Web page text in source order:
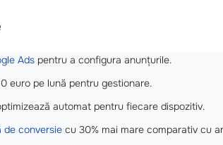
Ads pentru a configura anunțurile.
euro pe lună pentru gestionare.
automat pentru fiecare dispozitiv.
de conversie cu 30% mai mare comparativ cu